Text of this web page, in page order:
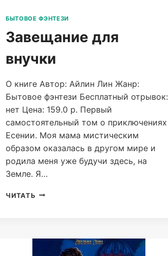
БЫТОВОЕ ФЭНТЕЗИ
Завещание для
внучки
О книге Автор: Айлин Лин Жанр:
Бытовое фэнтези Бесплатный отрывок:
нет Цена: 159.0 р. Первый
самостоятельный том о приключениях
Есении. Моя мама мистическим
образом оказалась в другом мире и
родила меня уже будучи здесь, на
Земле. Я…
ЧИТАТЬ ЗАВЕЩАНИЕ